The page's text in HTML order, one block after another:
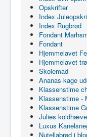
Opskrifter
Index
Index Rugbrød
Fondant
Fondant
Hjemmelavet
Hjemmelavet
Skolemad
Ananas kage
Klassenstime
Klassenstime -
Klassenstime
Julies
Luxus
Nutellabrød i